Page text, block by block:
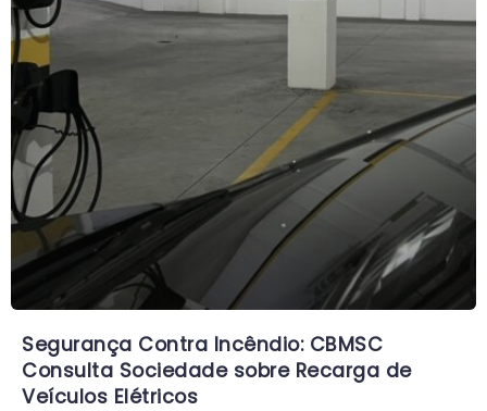
Segurança Contra Incêndio: CBMSC
Consulta Sociedade sobre Recarga de
Veículos Elétricos